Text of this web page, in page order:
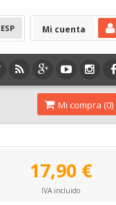
Mi cuenta
ESP
Mi compra (0)
17,90 €
IVA incluido